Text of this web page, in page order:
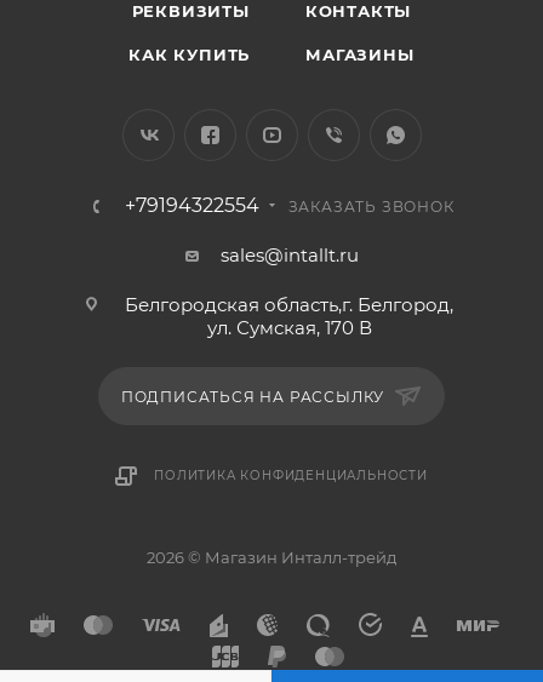
РЕКВИЗИТЫ КОНТАКТЫ
КАК КУПИТЬ МАГАЗИНЫ
+79194322554 ЗАКАЗАТЬ ЗВОНОК
sales@intallt.ru
Белгородская область,г. Белгород,
ул. Сумская, 170 В
ПОДПИСАТЬСЯ НА РАССЫЛКУ
ПОЛИТИКА КОНФИДЕНЦИАЛЬНОСТИ
2026 © Магазин Инталл-трейд